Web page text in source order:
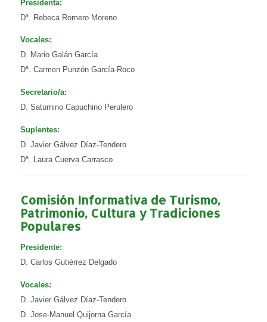
Presidenta:
Dª. Rebeca Romero Moreno
Vocales:
D. Mario Galán García
Dª. Carmen Punzón García-Roco
Secretario/a:
D. Saturnino Capuchino Perulero
Suplentes:
D. Javier Gálvez Díaz-Tendero
Dª. Laura Cuerva Carrasco
Comisión Informativa de Turismo,
Patrimonio, Cultura y Tradiciones
Populares
Presidente:
D. Carlos Gutiérrez Delgado
Vocales:
D. Javier Gálvez Díaz-Tendero
D. Jose-Manuel Quijorna García